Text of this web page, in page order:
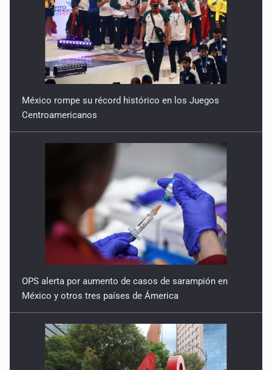
México rompe su récord histórico en los Juegos
Centroamericanos
OPS alerta por aumento de casos de sarampión en
México y otros tres países de Ámerica